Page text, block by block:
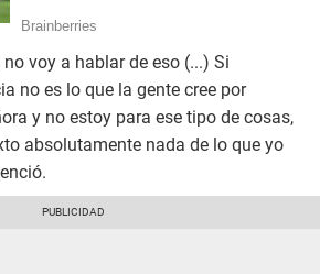
voy a hablar de eso (...) Si
no es lo que la gente cree por
y no estoy para ese tipo de cosas,
absolutamente nada de lo que yo